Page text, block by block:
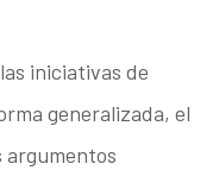
iniciativas de
generalizada, el
argumentos